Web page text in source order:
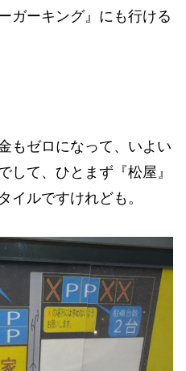
ガーキング』にも行ける
もゼロになって、いよい
して、ひとまず『松屋』
イルですけれども。